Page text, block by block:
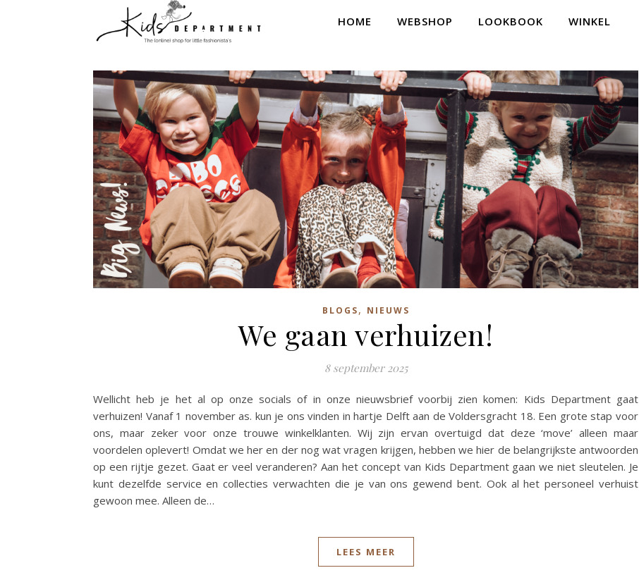
HOME WEBSHOP LOOKBOOK WINKEL
BLOGS, NIEUWS
We gaan verhuizen!
8 september 2025
Wellicht heb je het al op onze socials of in onze nieuwsbrief voorbij zien komen: Kids Department gaat
verhuizen! Vanaf 1 november as. kun je ons vinden in hartje Delft aan de Voldersgracht 18. Een grote stap voor
ons, maar zeker voor onze trouwe winkelklanten. Wij zijn ervan overtuigd dat deze ‘move’ alleen maar
voordelen oplevert! Omdat we her en der nog wat vragen krijgen, hebben we hier de belangrijkste antwoorden
op een rijtje gezet. Gaat er veel veranderen? Aan het concept van Kids Department gaan we niet sleutelen. Je
kunt dezelfde service en collecties verwachten die je van ons gewend bent. Ook al het personeel verhuist
gewoon mee. Alleen de…
LEES MEER